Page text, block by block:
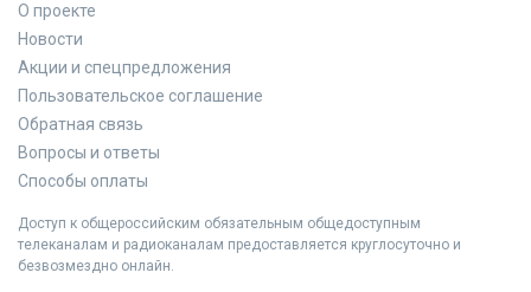
О проекте
Новости
Акции и спецпредложения
Пользовательское соглашение
Обратная связь
Вопросы и ответы
Способы оплаты
Доступ к общероссийским обязательным общедоступным
телеканалам и радиоканалам предоставляется круглосуточно и
безвозмездно онлайн.